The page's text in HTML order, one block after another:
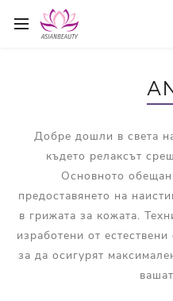
Добре дошли в света
където релаксът
Основното
предоставянето на
в грижата за кожата.
изработени от
за да осигурят